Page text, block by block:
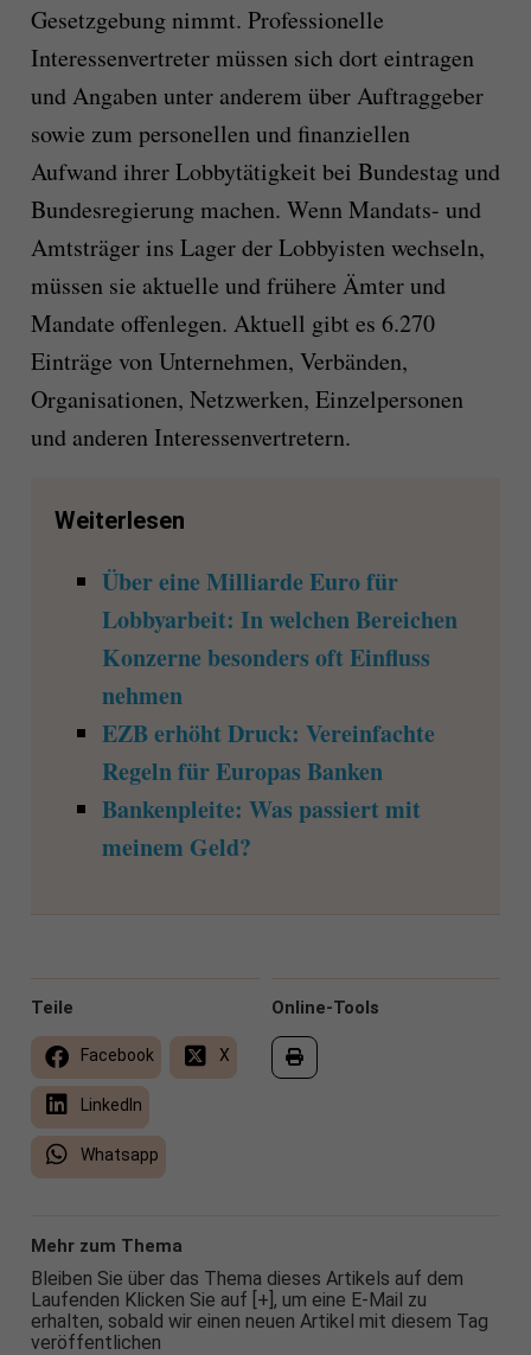
Gesetzgebung nimmt. Professionelle
Interessenvertreter müssen sich dort eintragen
und Angaben unter anderem über Auftraggeber
sowie zum personellen und finanziellen
Aufwand ihrer Lobbytätigkeit bei Bundestag und
Bundesregierung machen. Wenn Mandats- und
Amtsträger ins Lager der Lobbyisten wechseln,
müssen sie aktuelle und frühere Ämter und
Mandate offenlegen. Aktuell gibt es 6.270
Einträge von Unternehmen, Verbänden,
Organisationen, Netzwerken, Einzelpersonen
und anderen Interessenvertretern.
Weiterlesen
Über eine Milliarde Euro für
Lobbyarbeit: In welchen Bereichen
Konzerne besonders oft Einfluss
nehmen
EZB erhöht Druck: Vereinfachte
Regeln für Europas Banken
Bankenpleite: Was passiert mit
meinem Geld?
Online-Tools
Teile
Facebook X
LinkedIn
Whatsapp
Mehr zum Thema
Bleiben Sie über das Thema dieses Artikels auf dem
Laufenden Klicken Sie auf [+], um eine E-Mail zu
erhalten, sobald wir einen neuen Artikel mit diesem Tag
veröffentlichen